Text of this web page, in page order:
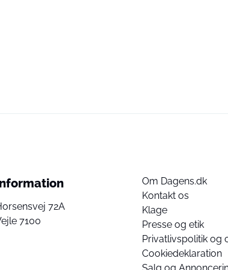
72A
7100
Om Dagens.dk
Kontakt os
Klage
Presse og etik
Privatlivspolitik og
Cookiedeklaration
Salg og